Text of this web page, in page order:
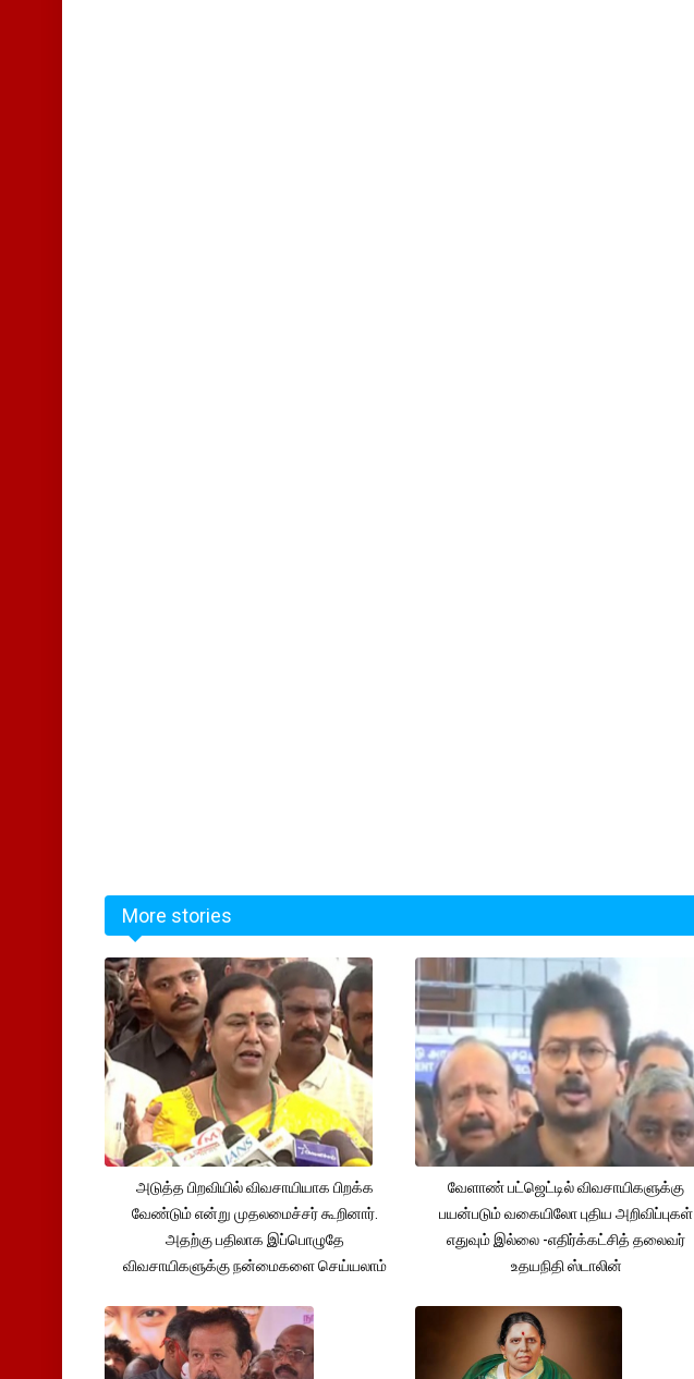
More stories
அடுத்த பிறவியில் விவசாயியாக பிறக்க
வேண்டும் என்று முதலமைச்சர் கூறினார்.
அதற்கு பதிலாக இப்பொழுதே
விவசாயிகளுக்கு நன்மைகளை செய்யலாம்
வேளாண் பட்ஜெட்டில் விவசாயிகளுக்கு
பயன்படும் வகையிலோ புதிய அறிவிப்புகள்
எதுவும் இல்லை -எதிர்க்கட்சித் தலைவர்
உதயநிதி ஸ்டாலின்